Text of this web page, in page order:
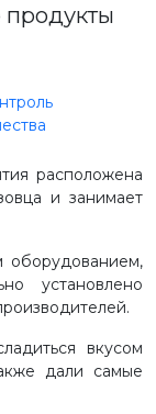
расположена
и занимает
оборудованием,
установлено
вкусом
дали самые